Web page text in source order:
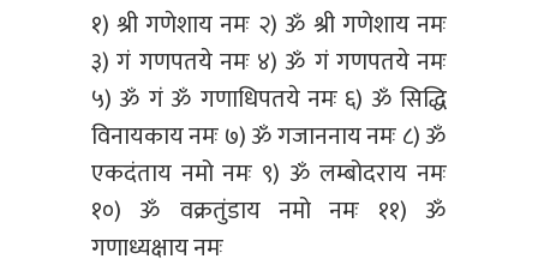
१) श्री गणेशाय नमः २) ॐ श्री गणेशाय नमः
३) गं गणपतये नमः ४) ॐ गं गणपतये नमः
५) ॐ गं ॐ गणाधिपतये नमः ६) ॐ सिद्धि
विनायकाय नमः ७) ॐ गजाननाय नमः ८) ॐ
एकदंताय नमो नमः ९) ॐ लम्बोदराय नमः
१०) ॐ वक्रतुंडाय नमो नमः ११) ॐ
गणाध्यक्षाय नमः